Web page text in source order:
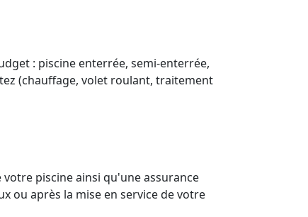
: piscine enterrée, semi-enterrée,
(chauffage, volet roulant, traitement
piscine ainsi qu'une assurance
ou après la mise en service de votre